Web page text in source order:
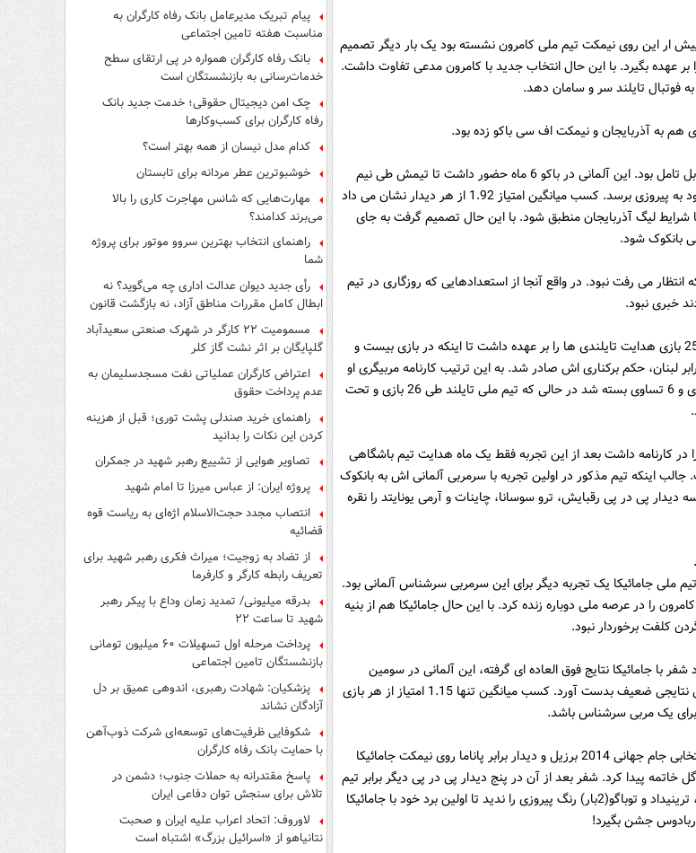
ار این روی نیمکت تیم ملی کامرون نشسته بود یک بار دیگر تصمیم
عهده بگیرد. با این حال انتخاب جدید با کامرون مدعی تفاوت داشت.
فوتبال تایلند سر و سامان دهد.
به آذربایجان و نیمکت اف سی باکو زده بود.
اتفاقا عملکرد شفر در آذربایجان قابل تامل بود. این آلمانی در باکو 6 ماه حضور داشت تا تیمش طی نیم
فصل اول در 8 دیدار از 13 بازی خود به پیروزی برسد. کسب میانگین امتیاز 1.92 از هر دیدار نشان می داد
شرایط لیگ آذربایجان منطبق شود. با این حال تصمیم گرفت به جای
بانکوک شود.
می رفت نبود. در واقع آنجا از استعدادهایی که روزگاری در تیم
خبری نبود.
سرمربی آلمانی در دو سال حضور 25 بازی هدایت تایلندی ها را بر عهده داشت تا اینکه در بازی بیست و
پس از قبول شکست 2-5 برابر لبنان، حکم برکناری اش صادر شد. به این ترتیب کارنامه مربیگری او
در تیم ملی تایلند با ثبت 12 پیروزی و 6 تساوی بسته شد در حالی که تیم ملی تایلند طی 26 بازی و تحت
که 8 شکست را در کارنامه داشت بعد از این تجربه فقط یک ماه هدایت تیم باشگاهی
جالب اینکه تیم مذکور در اولین تجربه با سرمربی آلمانی اش به بانکوک
سه دیدار پی در پی رقبایش، ترو سوسانا، چاینات و آرمی یونایتد را نقره
ملی جامائیکا یک تجربه دیگر برای این سرمربی سرشناس آلمانی بود.
را در عرصه ملی دوباره زنده کرد. با این حال جامائیکا هم از بنیه
کلفت برخوردار نبود.
با جامائیکا نتایج فوق العاده ای گرفته، این آلمانی در سومین
تجربه اش روی نیمکت یک تیم ملی نتایجی ضعیف بدست آورد. کسب میانگین تنها 1.15 امتیاز از هر بازی
برای یک مربی سرشناس باشد.
وینفرد شفر اولین بار در بازیهای انتخابی جام جهانی 2014 برزیل و دیدار برابر پاناما روی نیمکت جامائیکا
پیدا کرد. شفر بعد از آن در پنج دیدار پی در پی دیگر برابر تیم
های کاستاریکا، آمریکا، هندوراس، ترینیداد و توباگو(2بار) رنگ پیروزی را ندید تا اولین برد خود با جامائیکا
جشن بگیرد!
پیام تبریک مدیرعامل بانک رفاه کارگران به
مناسبت هفته تامین اجتماعی
بانک رفاه کارگران همواره در پی ارتقای سطح
خدمات‌رسانی به بازنشستگان است
چک امن دیجیتال حقوقی؛ خدمت جدید بانک
رفاه کارگران برای کسب‌وکارها
کدام مدل نیسان از همه بهتر است؟
خوشبوترین عطر مردانه برای تابستان
مهارت‌هایی که شانس مهاجرت کاری را بالا
می‌برند کدامند؟
راهنمای انتخاب بهترین سروو موتور برای پروژه
شما
رأی جدید دیوان عدالت اداری چه می‌گوید؟ نه
ابطال کامل مقررات مناطق آزاد، نه بازگشت قانون
مسمومیت ۲۲ کارگر در شهرک صنعتی سعیدآباد
گلپایگان بر اثر نشت گاز کلر
اعتراض کارگران عملیاتی نفت مسجدسلیمان به
عدم پرداخت حقوق
راهنمای خرید صندلی پشت توری؛ قبل از هزینه
کردن این نکات را بدانید
تصاویر هوایی از تشییع رهبر شهید در جمکران
پروژه ایران: از عباس میرزا تا امام شهید
انتصاب مجدد حجت‌الاسلام اژه‌ای به ریاست قوه‌
قضائیه
از تضاد به زوجیت؛ میراث فکری رهبر شهید برای
تعریف رابطه کارگر و کارفرما
بدرقه میلیونی/ تمدید زمان وداع با پیکر رهبر
شهید تا ساعت ۲۲
پرداخت مرحله اول تسهیلات ۶۰ میلیون تومانی
بازنشستگان تامین اجتماعی
پزشکیان: شهادت رهبری، اندوهی عمیق بر دل
آزادگان نشاند
شکوفایی ظرفیت‌های توسعه‌ای شرکت ذوب‌آهن
با حمایت‌ بانک رفاه کارگران
پاسخ مقتدرانه به حملات جنوب؛ دشمن در
تلاش برای سنجش توان دفاعی ایران
لاوروف: اتحاد اعراب علیه ایران و صحبت
نتانیاهو از «اسرائیل بزرگ» اشتباه است